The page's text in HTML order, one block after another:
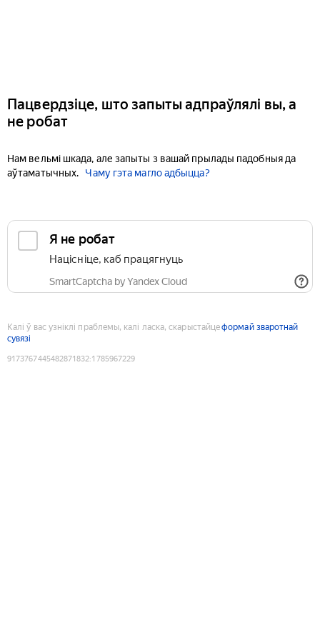
Пацвердзіце, што запыты адпраўлялі вы, а
не робат
Нам вельмі шкада, але запыты з вашай прылады падобныя да
аўтаматычных.
Чаму гэта магло адбыцца?
Я не робат
Націсніце, каб працягнуць
SmartCaptcha by Yandex Cloud
Калі ў вас узніклі праблемы, калі ласка, скарыстайцеформай зваротнай
сувязі
9173767445482871832:1785967229